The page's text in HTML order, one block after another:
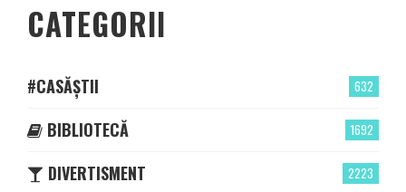
CATEGORII
632
#CASĂȘTII
1692
BIBLIOTECĂ
2223
DIVERTISMENT